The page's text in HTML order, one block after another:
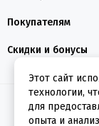
Покупателям
Скидки и бонусы
Этот сайт
технологии,
для
опыта и